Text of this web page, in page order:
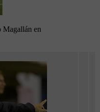
Magallán en